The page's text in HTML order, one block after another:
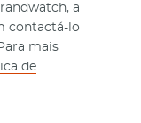
a
contactá-lo
mais
de